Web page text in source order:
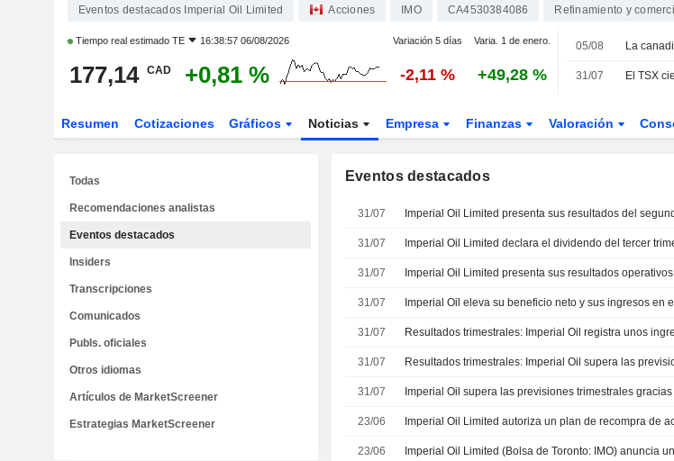
Eventos destacados Imperial Oil Limited Acciones IMO CA4530384086 Refinamiento y
Tiempo real estimado TE 16:38:57 06/08/2026 Variación 5 días Varia. 1 de enero.
177,14 CAD +0,81 % -2,11 % +49,28 %
05/08
31/07
Resumen Cotizaciones Gráficos Noticias Empresa Finanzas Valoración
Eventos destacados
31/07
31/07
31/07
31/07 Imperial Oil eleva su beneficio neto y sus ingresos en
31/07
31/07
31/07 Imperial Oil supera las previsiones trimestrales
23/06 Imperial Oil Limited autoriza un plan de recompra de
23/06
Todas
Recomendaciones analistas
Eventos destacados
Insiders
Transcripciones
Comunicados
Publs. oficiales
Otros idiomas
Artículos de MarketScreener
Estrategias MarketScreener